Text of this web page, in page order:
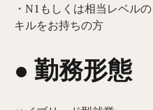
・N1もしくは相当レベル
キルをお持ちの方
● 勤務形態